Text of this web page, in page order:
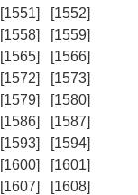
[1551]
[1552]
[1558]
[1559]
[1565]
[1566]
[1572]
[1573]
[1579]
[1580]
[1586]
[1587]
[1593]
[1594]
[1600]
[1601]
[1607]
[1608]